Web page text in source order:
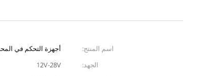
اسم المنتج: أجهزة التحكم في
الجهد:
12V-28V